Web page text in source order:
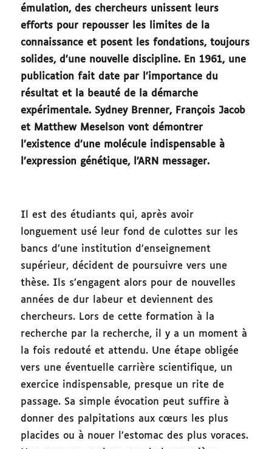
émulation, des chercheurs unissent leurs
efforts pour repousser les limites de la
connaissance et posent les fondations, toujours
solides, d’une nouvelle discipline. En 1961, une
publication fait date par l’importance du
résultat et la beauté de la démarche
expérimentale. Sydney Brenner, François Jacob
et Matthew Meselson vont démontrer
l’existence d’une molécule indispensable à
l’expression génétique, l’ARN messager.
Il est des étudiants qui, après avoir
longuement usé leur fond de culottes sur les
bancs d’une institution d’enseignement
supérieur, décident de poursuivre vers une
thèse. Ils s’engagent alors pour de nouvelles
années de dur labeur et deviennent des
chercheurs. Lors de cette formation à la
recherche par la recherche, il y a un moment à
la fois redouté et attendu. Une étape obligée
vers une éventuelle carrière scientifique, un
exercice indispensable, presque un rite de
passage. Sa simple évocation peut suffire à
donner des palpitations aux cœurs les plus
placides ou à nouer l’estomac des plus voraces.